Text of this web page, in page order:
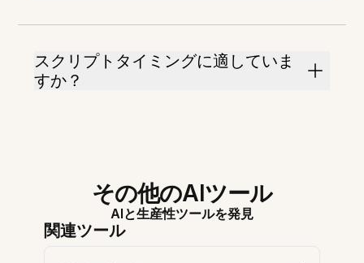
スクリプトタイミングに適していま
すか？
その他のAIツール
AIと生産性ツールを発見
関連ツール